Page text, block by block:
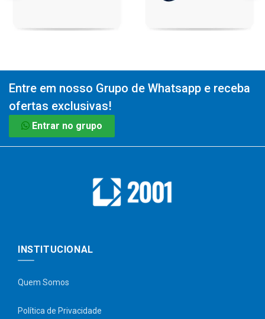
Entre em nosso Grupo de Whatsapp e receba
ofertas exclusivas!
Entrar no grupo
INSTITUCIONAL
Quem Somos
Política de Privacidade